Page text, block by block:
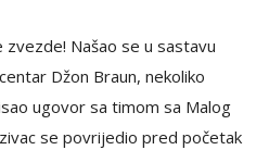
zvezde! Našao se u sastavu
Džon Braun, nekoliko
ugovor sa timom sa Malog
se povrijedio pred početak